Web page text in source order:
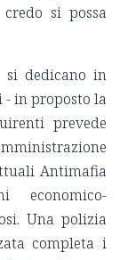
si possa
si dedicano in
in proposto la
prevede
Antimafia
economico-
Una polizia
completa i